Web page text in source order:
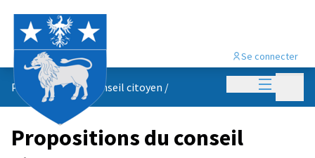
Menu
Se connecter
Propositions du conseil citoyen /
Propositions du conseil